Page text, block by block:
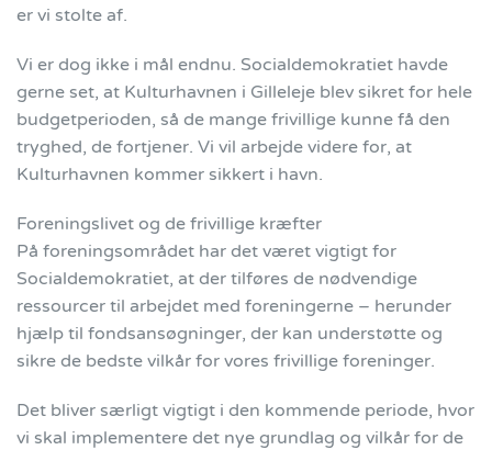
er vi stolte af.
Vi er dog ikke i mål endnu. Socialdemokratiet havde
gerne set, at Kulturhavnen i Gilleleje blev sikret for hele
budgetperioden, så de mange frivillige kunne få den
tryghed, de fortjener. Vi vil arbejde videre for, at
Kulturhavnen kommer sikkert i havn.
Foreningslivet og de frivillige kræfter
På foreningsområdet har det været vigtigt for
Socialdemokratiet, at der tilføres de nødvendige
ressourcer til arbejdet med foreningerne – herunder
hjælp til fondsansøgninger, der kan understøtte og
sikre de bedste vilkår for vores frivillige foreninger.
Det bliver særligt vigtigt i den kommende periode, hvor
vi skal implementere det nye grundlag og vilkår for de